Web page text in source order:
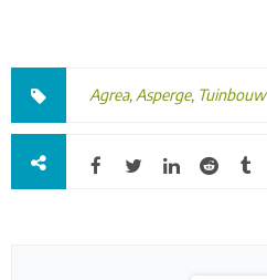
Agrea, Asperge, Tuinbouw